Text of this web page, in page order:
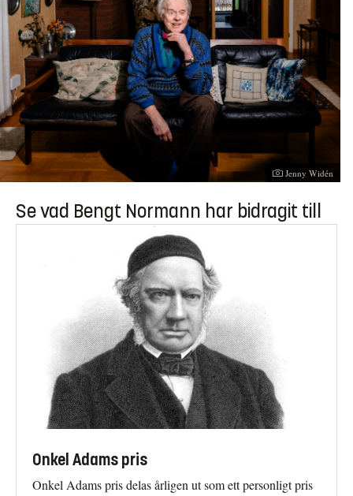
Jenny Widén
Se vad Bengt Normann har bidragit till
Onkel Adams pris
Onkel Adams pris delas årligen ut som ett personligt pris